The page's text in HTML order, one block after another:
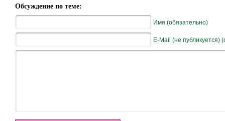
Обсуждение по теме:
Имя (обязательно)
E-Mail (не публикуется)